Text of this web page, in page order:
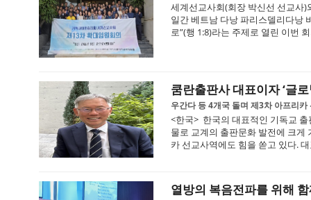
세계선교사회(회장 박신선 선교사)
일간 베트남 다낭 파리스델리다낭
로”(행 1:8)라는 주제로 열린 이번
쿰란출판사 대표이자 ‘글
우간다 등 4개국 돌며 제3차 아프리카
<한국> 한국의 대표적인 기독교
물로 교계의 출판문화 발전에 크게
카 선교사역에도 힘을 쏟고 있다.
열방의 복음전파를 위해